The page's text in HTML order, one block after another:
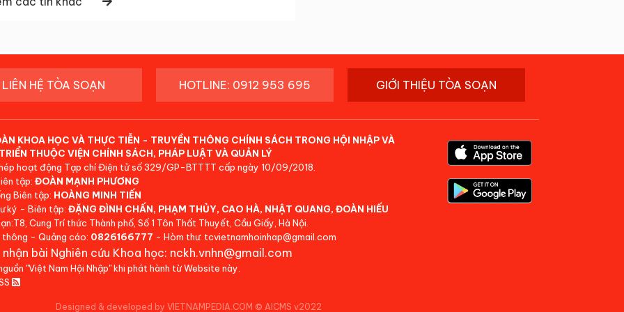
LIÊN HỆ TÒA SOẠN HOTLINE: 0912 953 695 GIỚI THIỆU TÒA SOẠN
KHOA HỌC VÀ THỰC TIỄN - TRUYỀN THÔNG CHÍNH SÁCH TRONG HỘI NHẬP VÀ
THUỘC VIỆN CHÍNH SÁCH, PHÁP LUẬT VÀ QUẢN LÝ
hoạt động Tạp chí Điện tử số 329/GP-BTTTT cấp ngày 10/09/2018.
tập: ĐOÀN MẠNH PHƯƠNG
Biên tập: HOÀNG MINH TIẾN
ký - Biên tập: ĐẶNG ĐÌNH CHẤN, PHẠM THỦY, CAO HÀ, NHẬT QUANG, ĐOÀN HIẾU
Cung Trí thức Thành phố, Số 1 Tôn Thất Thuyết, Cầu Giấy, Hà Nội.
thông - Quảng cáo: 0826166777 - Hòm thư: tcvietnamhoinhap@gmail.com
bài Nghiên cứu Khoa học: nckh.vnhn@gmail.com
"Việt Nam Hội Nhập" khi phát hành từ Website này.
Designed & developed by VIETNAMPEDIA.COM © AICMS v2022